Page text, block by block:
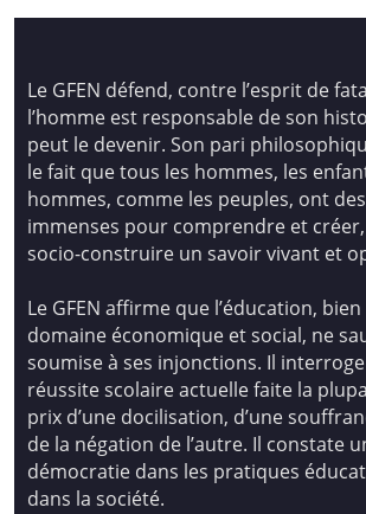
Le GFEN défend, contre l’esprit de
l’homme est responsable de son
peut le devenir. Son pari
le fait que tous les hommes, les
hommes, comme les peuples, ont
immenses pour comprendre et
socio-construire un savoir vivant et
Le GFEN affirme que l’éducation,
domaine économique et social, ne
soumise à ses injonctions. Il
réussite scolaire actuelle faite la
prix d’une docilisation, d’une
de la négation de l’autre. Il constate
démocratie dans les pratiques
dans la société.